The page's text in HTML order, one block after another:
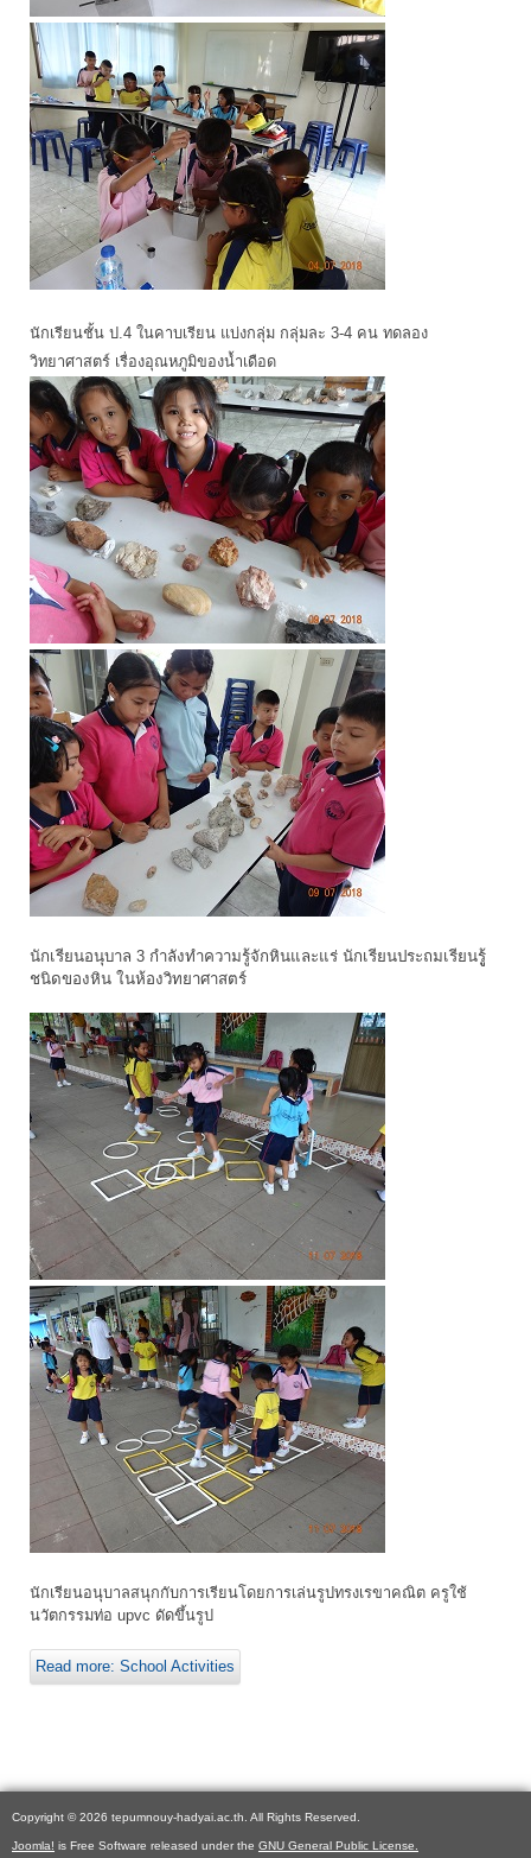
นักเรียนชั้น ป.4 ในคาบเรียน แบ่งกลุ่ม กลุ่มละ 3-4 คน ทดลอง
วิทยาศาสตร์ เรื่องอุณหภูมิของน้ำเดือด
นักเรียนอนุบาล 3 กำลังทำความรู้จักหินและแร่ นักเรียนประถมเรียนรูู้
ชนิดของหิน ในห้องวิทยาศาสตร์
นักเรียนอนุบาลสนุกกับการเรียนโดยการเล่นรูปทรงเรขาคณิต ครูใช้
นวัตกรรมท่อ upvc ดัดขึ้นรูป
Read more: School Activities
Copyright © 2026 tepumnouy-hadyai.ac.th. All Rights Reserved.
Joomla! is Free Software released under the GNU General Public License.